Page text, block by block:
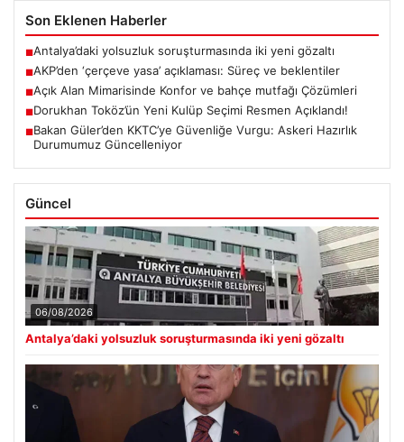
Son Eklenen Haberler
■Antalya’daki yolsuzluk soruşturmasında iki yeni gözaltı
■AKP’den ‘çerçeve yasa’ açıklaması: Süreç ve beklentiler
■Açık Alan Mimarisinde Konfor ve bahçe mutfağı Çözümleri
■Dorukhan Toköz’ün Yeni Kulüp Seçimi Resmen Açıklandı!
■Bakan Güler’den KKTC’ye Güvenliğe Vurgu: Askeri Hazırlık
Durumumuz Güncelleniyor
Güncel
06/08/2026
Antalya’daki yolsuzluk soruşturmasında iki yeni gözaltı